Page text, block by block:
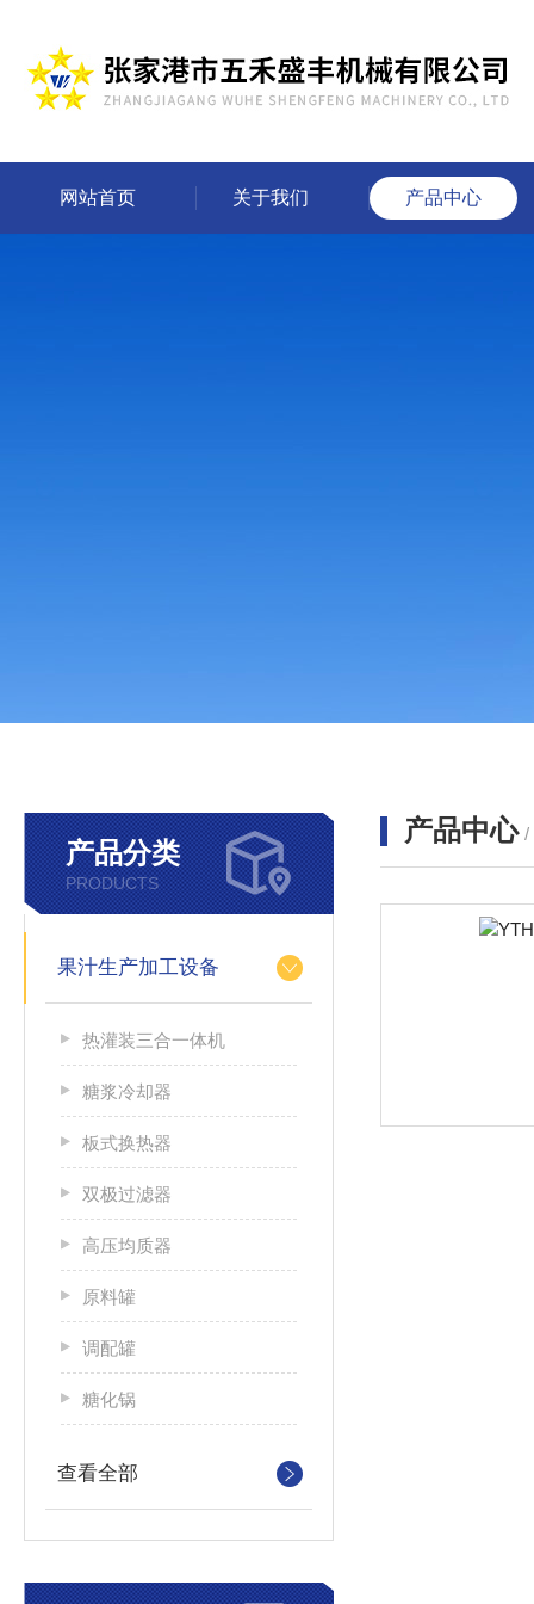
网站首页 关于我们 产品中心
产品分类
PRODUCTS
果汁生产加工设备
热灌装三合一体机
糖浆冷却器
板式换热器
双极过滤器
高压均质器
原料罐
调配罐
糖化锅
查看全部
产品中心 /